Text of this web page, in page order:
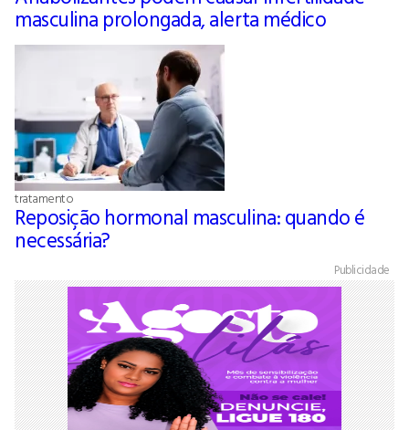
masculina prolongada, alerta médico
tratamento
Reposição hormonal masculina: quando é
necessária?
Publicidade